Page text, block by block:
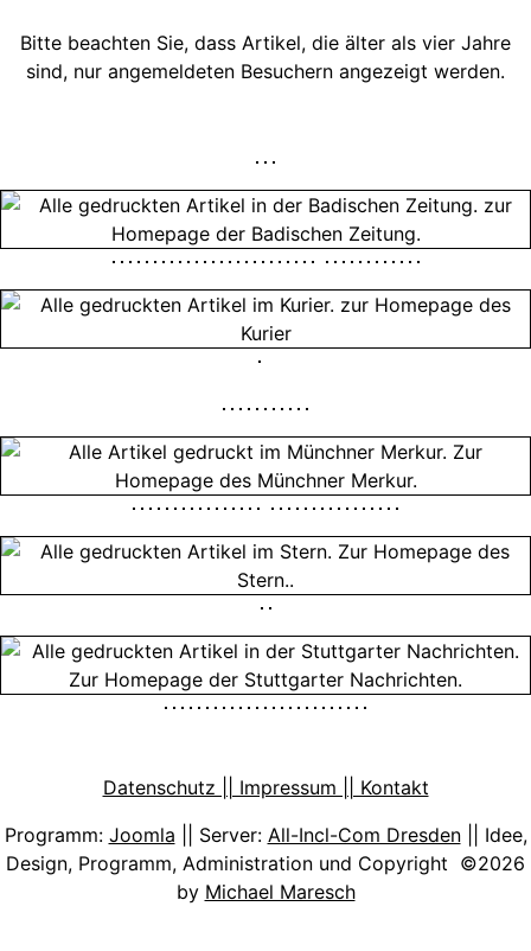
Bitte beachten Sie, dass Artikel, die älter als vier Jahre
sind, nur angemeldeten Besuchern angezeigt werden.
Datenschutz || Impressum || Kontakt
Programm: Joomla || Server: All-Incl-Com Dresden|| Idee,
Design, Programm, Administration und Copyright ©2026
by Michael Maresch